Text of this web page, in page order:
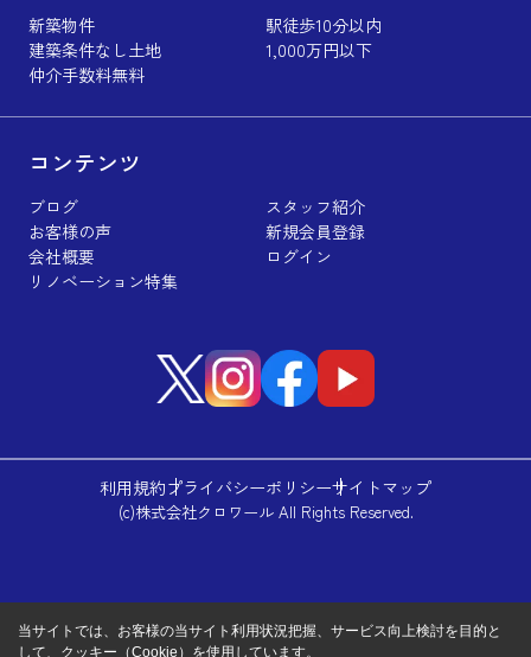
新築物件
駅徒歩10分以内
建築条件なし土地
1,000万円以下
仲介手数料無料
コンテンツ
ブログ
スタッフ紹介
お客様の声
新規会員登録
会社概要
ログイン
リノベーション特集
利用規約プライバシーポリシーサイトマップ
(c)株式会社クロワール All Rights Reserved.
当サイトでは、お客様の当サイト利用状況把握、サービス向上検討を目的と
して、クッキー（Cookie）を使用しています。